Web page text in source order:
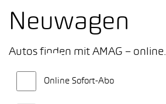
Neuwagen
Autos finden mit AMAG – online.
Online Sofort-Abo